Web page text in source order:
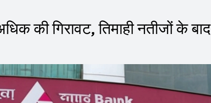
की गिरावट, तिमाही नतीजों के बाद